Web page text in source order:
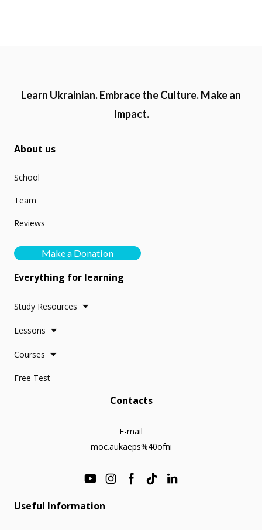
Learn Ukrainian. Embrace the Culture. Make an
Impact.
About us
School
Team
Reviews
Make a Donation
Everything for learning
Study Resources
Lessons
Courses
Free Test
Contacts
E-mail
moc.aukaeps%40ofni
Useful Information